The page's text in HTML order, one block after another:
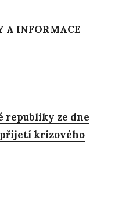
A INFORMACE
republiky ze dne
přijetí krizového